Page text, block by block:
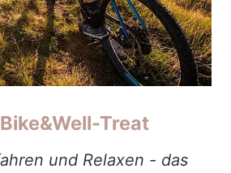
Treat
und Relaxen - das